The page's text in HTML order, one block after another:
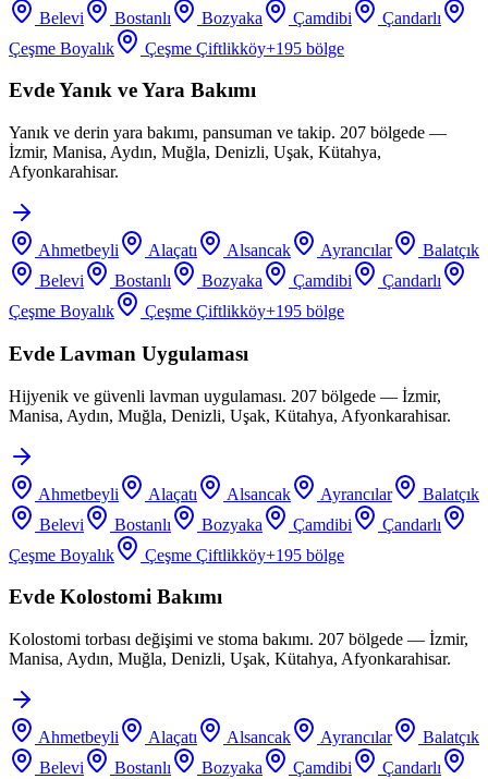
Belevi Bostanlı Bozyaka Çamdibi
Çandarlı
Çeşme Boyalık
Çeşme Çiftlikköy+195 bölge
Evde Yanık ve Yara Bakımı
Yanık ve derin yara bakımı, pansuman ve takip. 207 bölgede —
İzmir, Manisa, Aydın, Muğla, Denizli, Uşak, Kütahya,
Afyonkarahisar.
Ahmetbeyli Alaçatı Alsancak Ayrancılar
Balatçık
Belevi
Bostanlı Bozyaka Çamdibi
Çandarlı
Çeşme Boyalık
Çeşme Çiftlikköy+195 bölge
Evde Lavman Uygulaması
Hijyenik ve güvenli lavman uygulaması. 207 bölgede — İzmir,
Manisa, Aydın, Muğla, Denizli, Uşak, Kütahya, Afyonkarahisar.
Ahmetbeyli Alaçatı Alsancak Ayrancılar
Balatçık
Belevi
Bostanlı Bozyaka Çamdibi
Çandarlı
Çeşme Boyalık
Çeşme Çiftlikköy+195 bölge
Evde Kolostomi Bakımı
Kolostomi torbası değişimi ve stoma bakımı. 207 bölgede — İzmir,
Manisa, Aydın, Muğla, Denizli, Uşak, Kütahya, Afyonkarahisar.
Ahmetbeyli Alaçatı Alsancak Ayrancılar
Balatçık
Belevi
Bostanlı Bozyaka Çamdibi
Çandarlı